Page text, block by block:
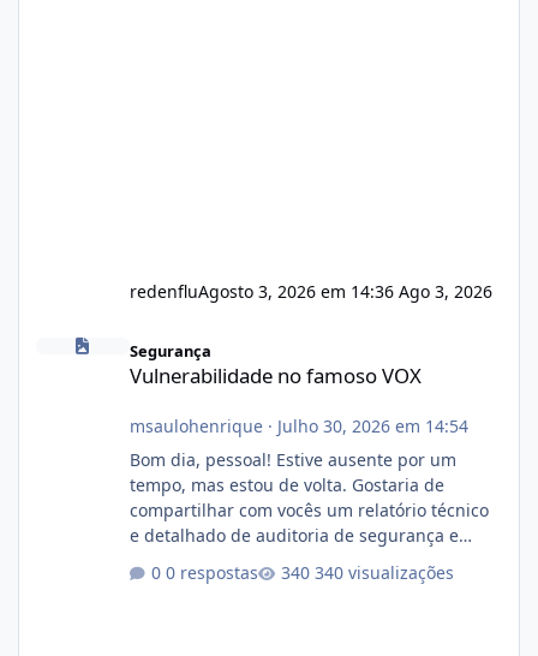
redenfluAgosto 3, 2026 em 14:36 Ago 3, 2026
Segurança
Vulnerabilidade no famoso VOX
msaulohenrique· Julho 30, 2026 em 14:54
Bom dia, pessoal! Estive ausente por um
tempo, mas estou de volta. Gostaria de
compartilhar com vocês um relatório técnico
e detalhado de auditoria de segurança e
atualmente em circulação e comercialização
0 respostas 340 visualizações